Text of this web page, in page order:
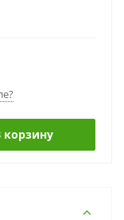
корзину